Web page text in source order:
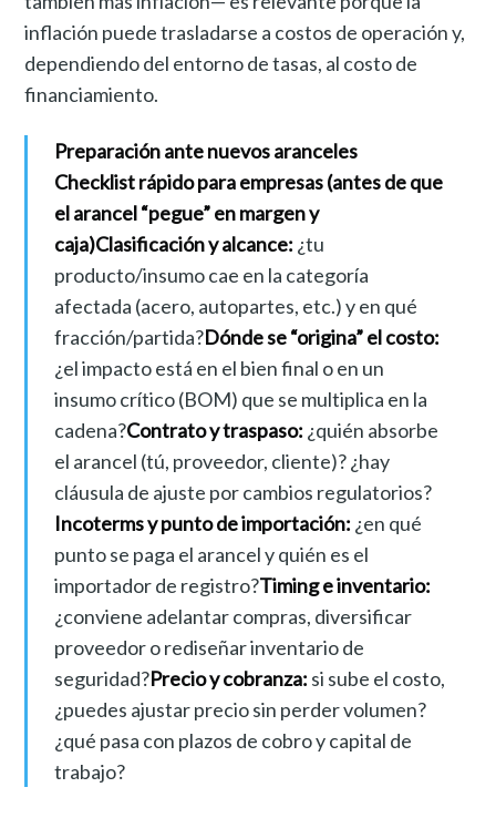
inflación puede trasladarse a costos de operación y,
dependiendo del entorno de tasas, al costo de
financiamiento.
Preparación ante nuevos aranceles
Checklist rápido para empresas (antes de que
el arancel “pegue” en margen y
caja)Clasificación y alcance: ¿tu
producto/insumo cae en la categoría
afectada (acero, autopartes, etc.) y en qué
fracción/partida?Dónde se “origina” el costo:
¿el impacto está en el bien final o en un
insumo crítico (BOM) que se multiplica en la
cadena?Contrato y traspaso: ¿quién absorbe
el arancel (tú, proveedor, cliente)? ¿hay
cláusula de ajuste por cambios regulatorios?
Incoterms y punto de importación: ¿en qué
punto se paga el arancel y quién es el
importador de registro?Timing e inventario:
¿conviene adelantar compras, diversificar
proveedor o rediseñar inventario de
seguridad?Precio y cobranza: si sube el costo,
¿puedes ajustar precio sin perder volumen?
¿qué pasa con plazos de cobro y capital de
trabajo?